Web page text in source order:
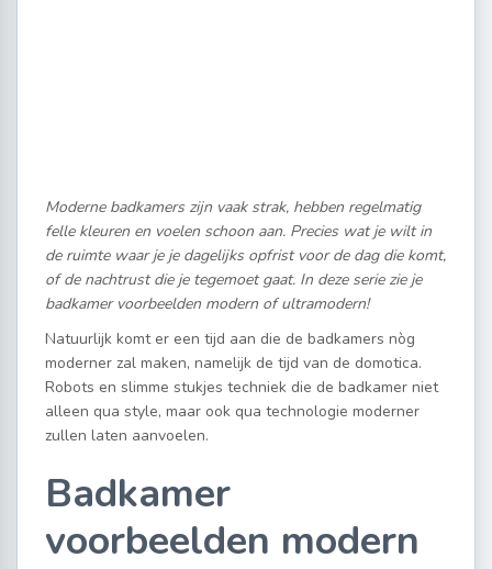
Moderne badkamers zijn vaak strak, hebben regelmatig
felle kleuren en voelen schoon aan. Precies wat je wilt in
de ruimte waar je je dagelijks opfrist voor de dag die komt,
of de nachtrust die je tegemoet gaat. In deze serie zie je
badkamer voorbeelden modern of ultramodern!
Natuurlijk komt er een tijd aan die de badkamers nòg
moderner zal maken, namelijk de tijd van de domotica.
Robots en slimme stukjes techniek die de badkamer niet
alleen qua style, maar ook qua technologie moderner
zullen laten aanvoelen.
Badkamer
voorbeelden modern